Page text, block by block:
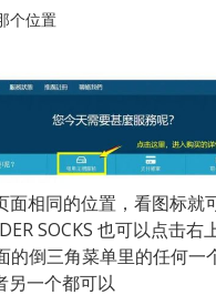
个位置
面相同的位置，看图标就
SOCKS 也可以点击右
的倒三角菜单里的任何一
另一个都可以